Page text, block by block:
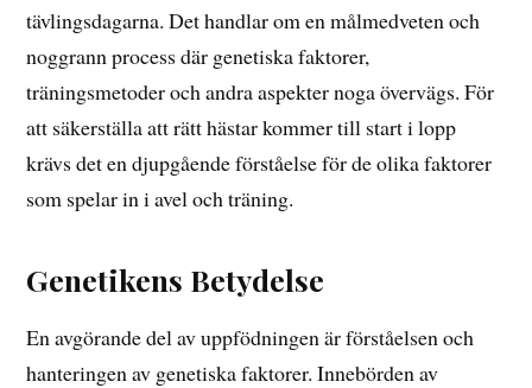
tävlingsdagarna. Det handlar om en målmedveten och
noggrann process där genetiska faktorer,
träningsmetoder och andra aspekter noga övervägs. För
att säkerställa att rätt hästar kommer till start i lopp
krävs det en djupgående förståelse för de olika faktorer
som spelar in i avel och träning.
Genetikens Betydelse
En avgörande del av uppfödningen är förståelsen och
hanteringen av genetiska faktorer. Innebörden av